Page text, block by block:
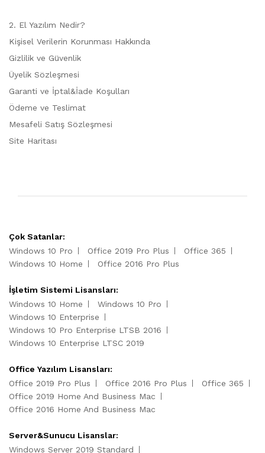
2. El Yazılım Nedir?
Kişisel Verilerin Korunması Hakkında
Gizlilik ve Güvenlik
Üyelik Sözleşmesi
Garanti ve İptal&İade Koşulları
Ödeme ve Teslimat
Mesafeli Satış Sözleşmesi
Site Haritası
Çok Satanlar:
Windows 10 Pro
Office 2019 Pro Plus
Office 365
Windows 10 Home
Office 2016 Pro Plus
İşletim Sistemi Lisansları:
Windows 10 Home
Windows 10 Pro
Windows 10 Enterprise
Windows 10 Pro Enterprise LTSB 2016
Windows 10 Enterprise LTSC 2019
Office Yazılım Lisansları:
Office 2019 Pro Plus
Office 2016 Pro Plus
Office 365
Office 2019 Home And Business Mac
Office 2016 Home And Business Mac
Server&Sunucu Lisanslar:
Windows Server 2019 Standard